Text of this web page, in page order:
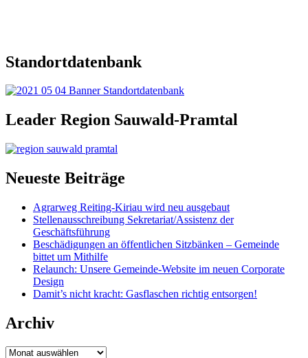
Standortdatenbank
Leader Region Sauwald-Pramtal
Neueste Beiträge
Agrarweg Reiting-Kiriau wird neu ausgebaut
Stellenausschreibung Sekretariat/Assistenz der
Geschäftsführung
Beschädigungen an öffentlichen Sitzbänken – Gemeinde
bittet um Mithilfe
Relaunch: Unsere Gemeinde-Website im neuen Corporate
Design
Damit’s nicht kracht: Gasflaschen richtig entsorgen!
Archiv
Archiv